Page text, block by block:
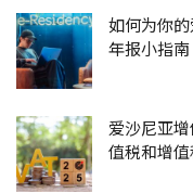
如何为你
年报小指南
爱沙尼亚
值税和增